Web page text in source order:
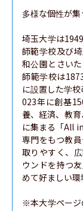
多様な個性が
埼玉大学は
師範学校及び
和公園とさい
師範学校は
に設置した学
023年に創基
養、経済、教
に集まる「All
専門をもつ教
取りやすく、
ウンドを持つ
めて好ましい環
※本大学ページ